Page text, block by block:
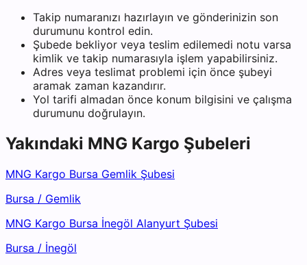
Takip numaranızı hazırlayın ve gönderinizin son
durumunu kontrol edin.
Şubede bekliyor veya teslim edilemedi notu varsa
kimlik ve takip numarasıyla işlem yapabilirsiniz.
Adres veya teslimat problemi için önce şubeyi
aramak zaman kazandırır.
Yol tarifi almadan önce konum bilgisini ve çalışma
durumunu doğrulayın.
Yakındaki MNG Kargo Şubeleri
MNG Kargo Bursa Gemlik Şubesi
Bursa / Gemlik
MNG Kargo Bursa İnegöl Alanyurt Şubesi
Bursa / İnegöl